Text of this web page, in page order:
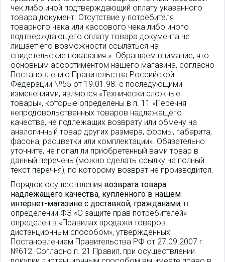
чек либо иной подтверждающий оплату указанного
товара документ. Отсутствие у потребителя
товарного чека или кассового чека либо иного
подтверждающего оплату товара документа не
лишает его возможности ссылаться на
свидетельские показания.» Обращаем внимание, что
основным ассортиментом нашего магазина, согласно
Постановлению Правительства Российской
Федерации №55 от 19.01.98. с последующими
изменениями, являются «Технически сложные
товары», которые определены в п. 11 «Перечня
непродовольственных товаров надлежащего
качества, не подлежащих возврату или обмену на
аналогичный товар других размера, формы, габарита,
фасона, расцветки или комплектации». Обязательно
уточните, не попал ли приобретенный вами товар в
данный перечень (можно сделать ссылку на полный
текст перечня), по которому возврат не производится.
Порядок осуществления возврата товара
надлежащего качества, купленного в нашем
интернет-магазине с доставкой, гражданами, в
определении ФЗ «О защите прав потребителей»
определен в «Правилах продажи товаров
дистанционным способом», утвержденных
Постановлением Правительства РФ от 27.09.2007 г.
№612. Согласно п. 21 Правил, при осуществлении